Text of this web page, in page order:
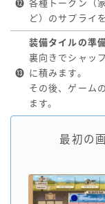
⓬ 各種トークン（
ど）のサプライ
⓭
装備タイルの準
裏向きでシャッ
に積みます。
その後、ゲーム
ます。
最初の